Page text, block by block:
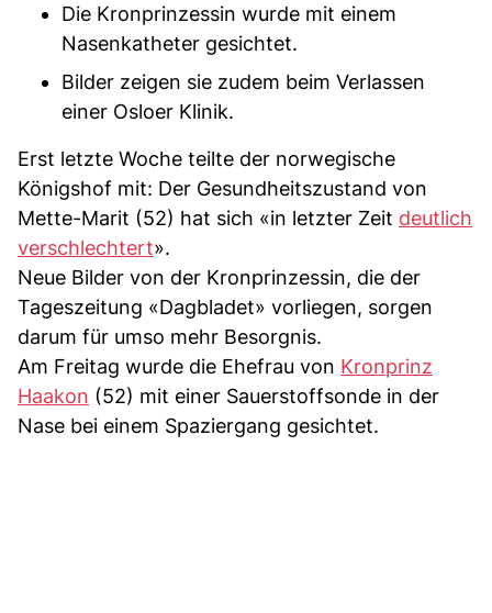
Die Kronprinzessin wurde mit einem
Nasenkatheter gesichtet.
Bilder zeigen sie zudem beim Verlassen
einer Osloer Klinik.
Erst letzte Woche teilte der norwegische
Königshof mit: Der Gesundheitszustand von
Mette-Marit (52) hat sich «in letzter Zeit deutlich
verschlechtert».
Neue Bilder von der Kronprinzessin, die der
Tageszeitung «Dagbladet» vorliegen, sorgen
darum für umso mehr Besorgnis.
Am Freitag wurde die Ehefrau von Kronprinz
Haakon (52) mit einer Sauerstoffsonde in der
Nase bei einem Spaziergang gesichtet.